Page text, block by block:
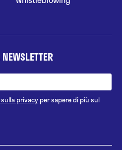
privacy per sapere di più sul